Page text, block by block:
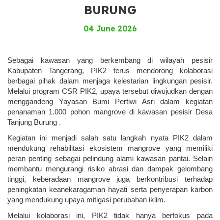
BURUNG
04 June 2026
Sebagai kawasan yang berkembang di wilayah pesisir
Kabupaten Tangerang, PIK2 terus mendorong kolaborasi
berbagai pihak dalam menjaga kelestarian lingkungan pesisir.
Melalui program CSR PIK2, upaya tersebut diwujudkan dengan
menggandeng Yayasan Bumi Pertiwi Asri dalam kegiatan
penanaman 1.000 pohon mangrove di kawasan pesisir Desa
Tanjung Burung .
Kegiatan ini menjadi salah satu langkah nyata PIK2 dalam
mendukung rehabilitasi ekosistem mangrove yang memiliki
peran penting sebagai pelindung alami kawasan pantai. Selain
membantu mengurangi risiko abrasi dan dampak gelombang
tinggi, keberadaan mangrove juga berkontribusi terhadap
peningkatan keanekaragaman hayati serta penyerapan karbon
yang mendukung upaya mitigasi perubahan iklim.
Melalui kolaborasi ini, PIK2 tidak hanya berfokus pada